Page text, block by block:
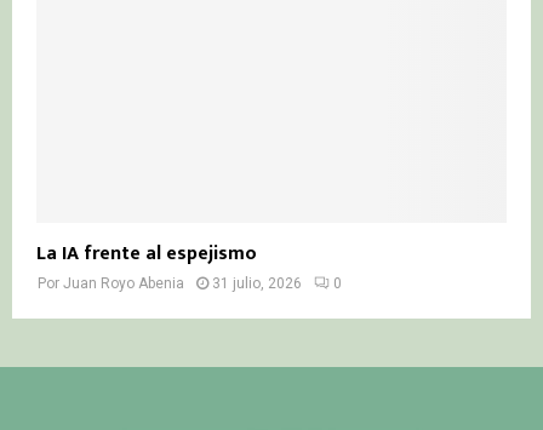
La IA frente al espejismo
Por Juan Royo Abenia 31 julio, 2026 0